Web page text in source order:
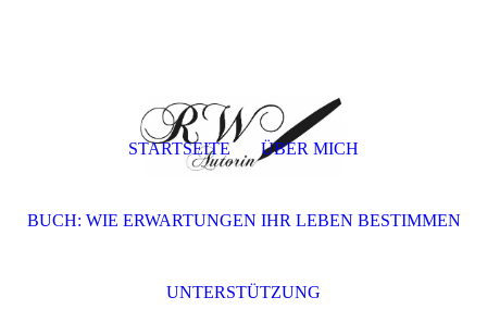
STARTSEITE ÜBER MICH
BUCH: WIE ERWARTUNGEN IHR LEBEN BESTIMMEN
UNTERSTÜTZUNG